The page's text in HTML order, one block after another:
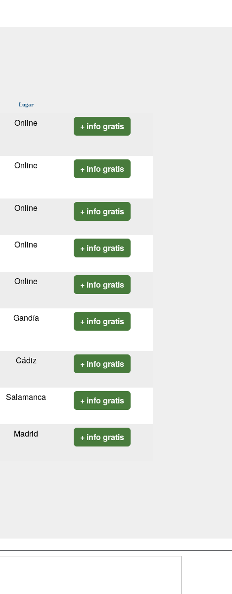
Lugar
Online + info gratis
Online + info gratis
Online + info gratis
Online + info gratis
Online + info gratis
Gandía + info gratis
Cádiz + info gratis
Salamanca + info gratis
Madrid + info gratis